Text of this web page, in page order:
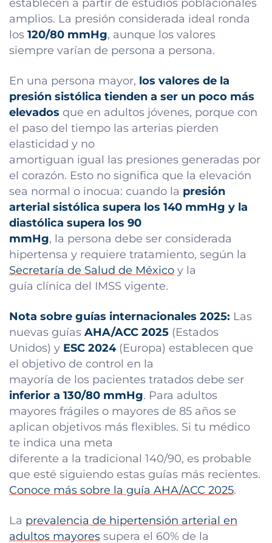
amplios. La presión considerada ideal ronda
los 120/80 mmHg, aunque los valores
siempre varían de persona a persona.
En una persona mayor, los valores de la
presión sistólica tienden a ser un poco más
elevados que en adultos jóvenes, porque con
el paso del tiempo las arterias pierden
elasticidad y no
amortiguan igual las presiones generadas por
el corazón. Esto no significa que la elevación
sea normal o inocua: cuando la presión
arterial sistólica supera los 140 mmHg y la
diastólica supera los 90
mmHg, la persona debe ser considerada
hipertensa y requiere tratamiento, según la
Secretaría de Salud de México y la
guía clínica del IMSS vigente.
Nota sobre guías internacionales 2025: Las
nuevas guías AHA/ACC 2025 (Estados
Unidos) y ESC 2024(Europa) establecen que
el objetivo de control en la
mayoría de los pacientes tratados debe ser
inferior a 130/80 mmHg. Para adultos
mayores frágiles o mayores de 85 años se
aplican objetivos más flexibles. Si tu médico
te indica una meta
diferente a la tradicional 140/90, es probable
que esté siguiendo estas guías más recientes.
Conoce más sobre la guía AHA/ACC 2025.
La prevalencia de hipertensión arterial en
adultos mayores supera el 60% de la